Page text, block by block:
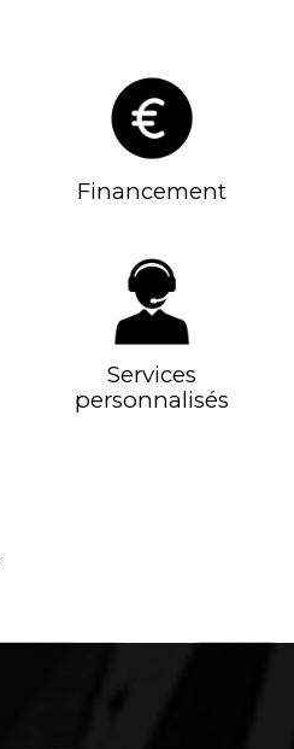
Financement
Services
personnalisés